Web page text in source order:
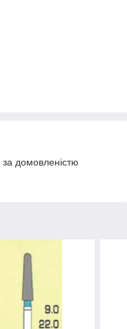
домовленістю